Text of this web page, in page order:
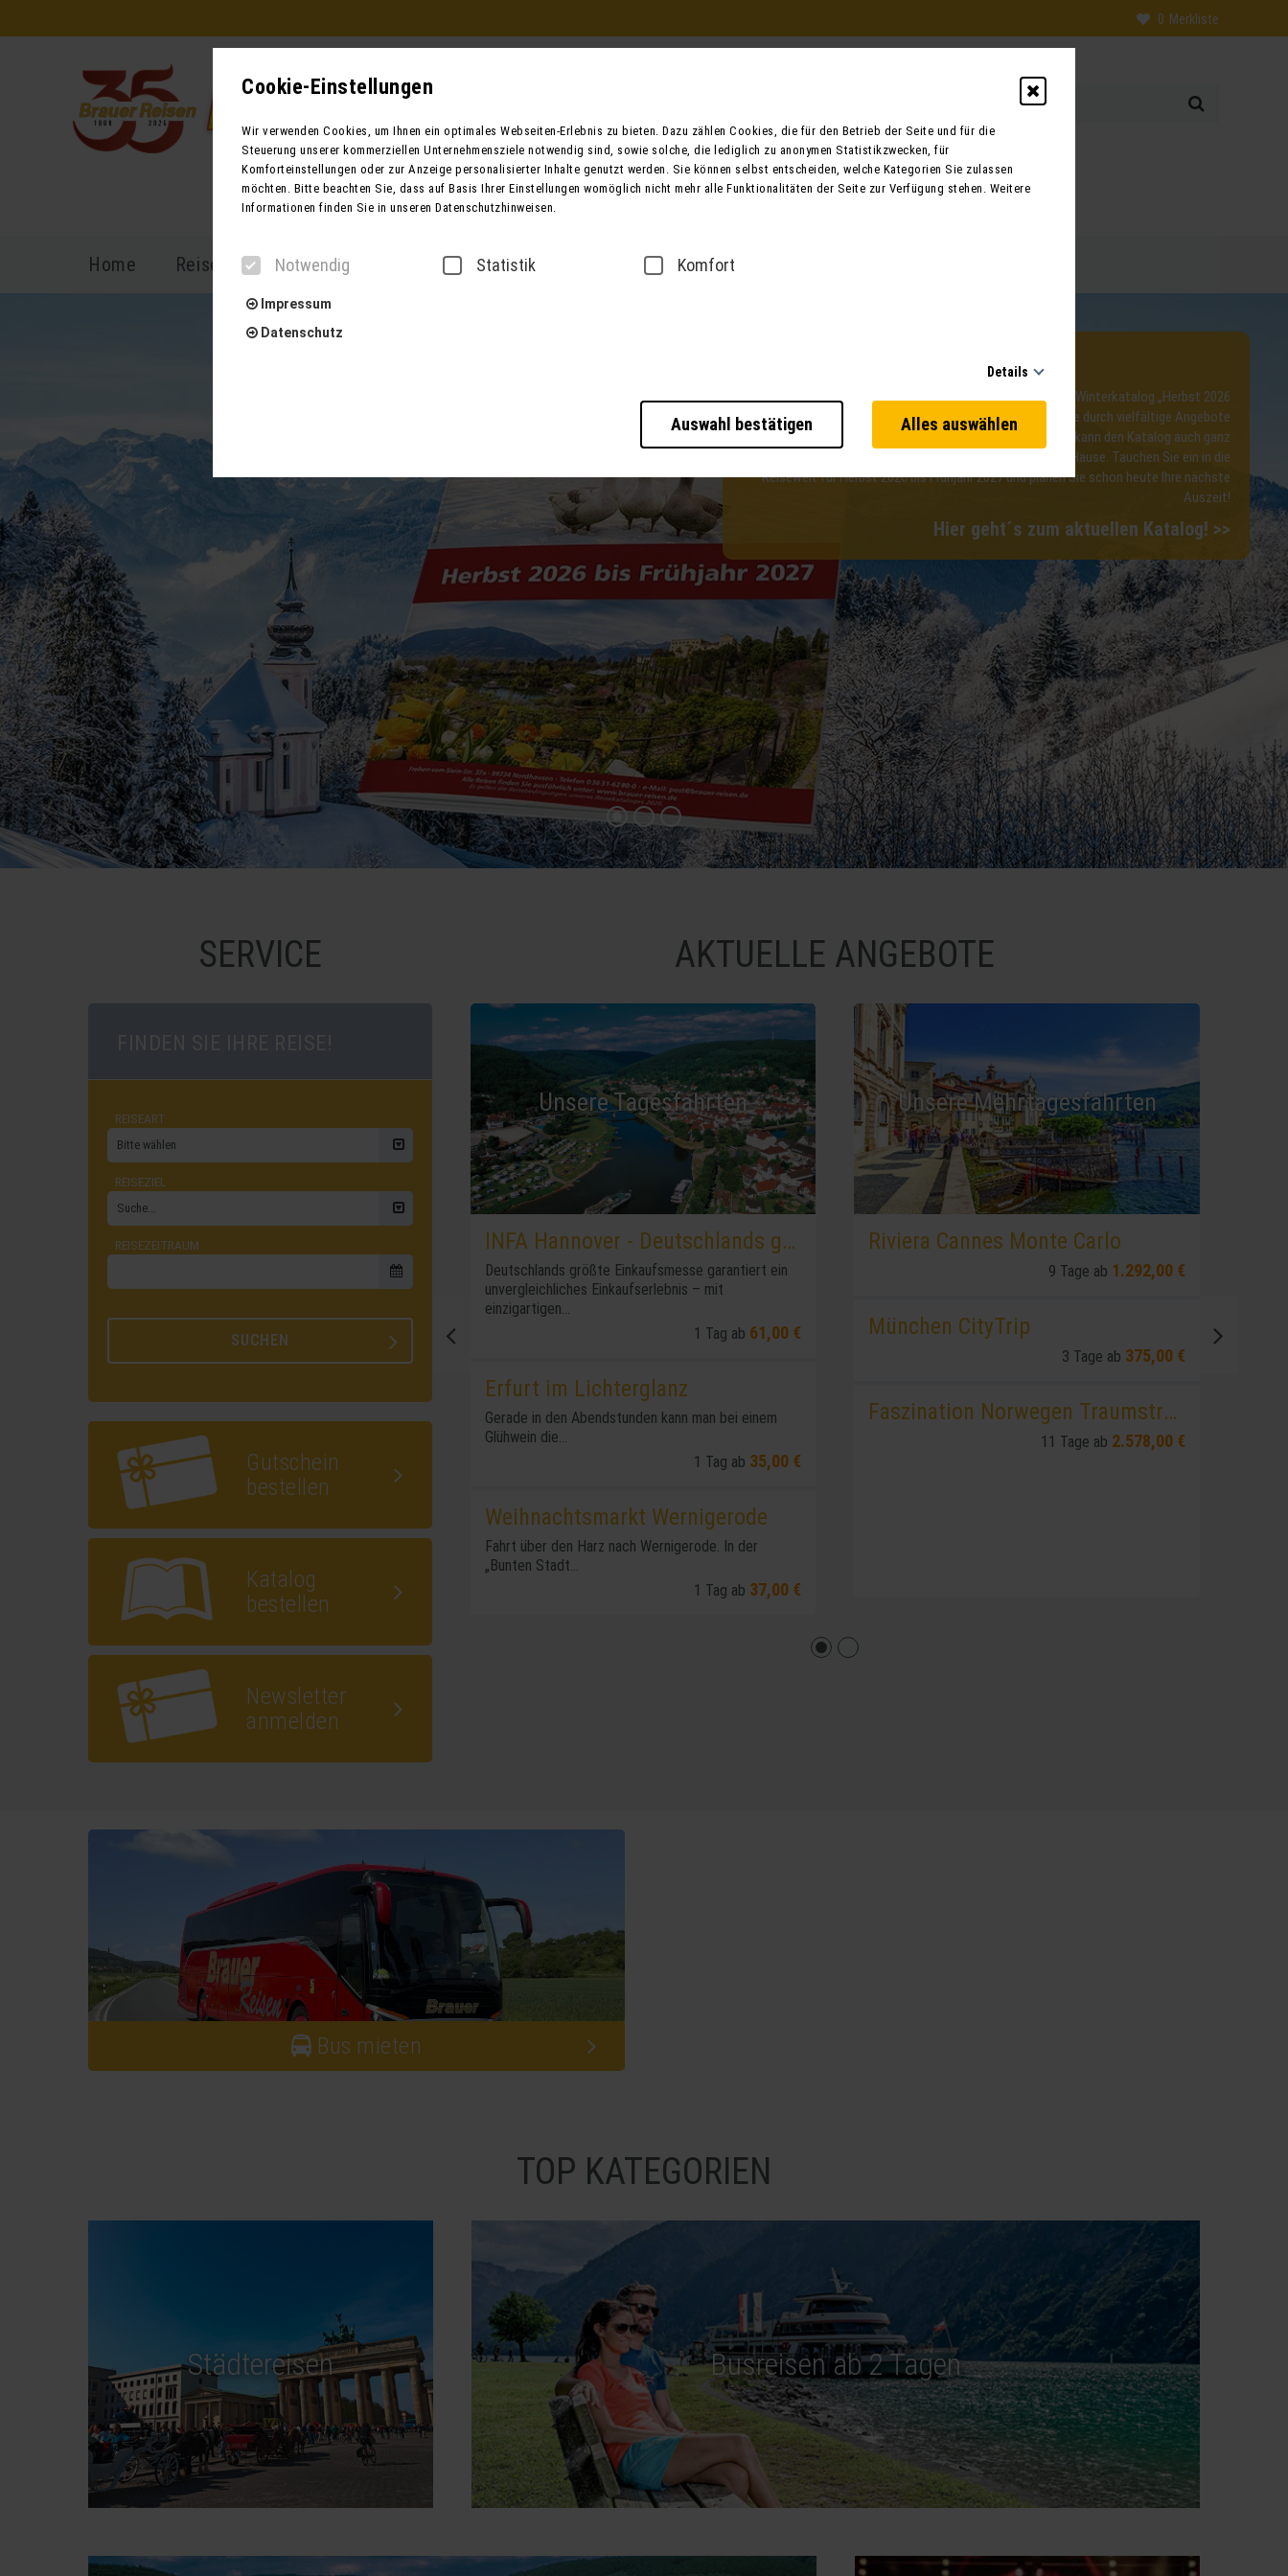
0 Merkliste
oder telefonisch unter:
0049 (0) 3631 6280 0
Home Reiseprogramm Reisekalender Bus mieten Taxi / Zustiege
Winterkatalog 2026/2027
Entdecken Sie ganz bequem online alle Reisen aus unserem Winterkatalog „Herbst 2026
bis Frühjahr 2027“, lassen Sie sich inspirieren und stöbern Sie durch vielfältige Angebote
für unvergessliche Reiseerlebnisse. Wer lieber blättert, kann den Katalog auch ganz
einfach bestellen – kostenfrei und direkt zu Ihnen nach Hause. Tauchen Sie ein in die
Reisewelt für Herbst 2026 bis Frühjahr 2027 und planen Sie schon heute Ihre nächste
Auszeit!
Hier geht´s zum aktuellen Katalog! >>
SERVICE
REISEART
Bitte wählen
REISEZIEL
Suche...
REISEZEITRAUM
Gutschein
bestellen
Katalog
bestellen
Newsletter
anmelden
AKTUELLE ANGEBOTE
Unsere Tagesfahrten
INFA Hannover - Deutschlands große Erlebnis-u. Einkaufsmesse
Deutschlands größte Einkaufsmesse garantiert ein
unvergleichliches Einkaufserlebnis – mit
einzigartigen...
1 Tag ab 61,00 €
Erfurt im Lichterglanz
Gerade in den Abendstunden kann man bei einem
Glühwein die...
1 Tag ab 35,00 €
Weihnachtsmarkt Wernigerode
Fahrt über den Harz nach Wernigerode. In der
„Bunten Stadt...
1 Tag ab 37,00 €
Unsere Mehrtagesfahrten
Riviera Cannes Monte Carlo
9 Tage ab 1.292,00 €
München CityTrip
3 Tage ab 375,00 €
Faszination Norwegen Traumstraßen
11 Tage ab 2.578,00 €
Bus mieten
TOP KATEGORIEN
Städtereisen Busreisen ab 2 Tagen
Cookie-Einstellungen
Wir verwenden Cookies, um Ihnen ein optimales Webseiten-Erlebnis zu bieten. Dazu zählen Cookies, die für den Betrieb der Seite und für die
Steuerung unserer kommerziellen Unternehmensziele notwendig sind, sowie solche, die lediglich zu anonymen Statistikzwecken, für
Komforteinstellungen oder zur Anzeige personalisierter Inhalte genutzt werden. Sie können selbst entscheiden, welche Kategorien Sie zulassen
möchten. Bitte beachten Sie, dass auf Basis Ihrer Einstellungen womöglich nicht mehr alle Funktionalitäten der Seite zur Verfügung stehen. Weitere
Informationen finden Sie in unseren Datenschutzhinweisen.
Notwendig Statistik Komfort
Impressum
Datenschutz
Details
Diese Cookies sind für den Betrieb der Seite unbedingt notwendig und ermöglichen beispielsweise sicherheitsrelevante Funktionalitäten. Außerdem
können wir mit dieser Art von Cookies ebenfalls erkennen, ob Sie in Ihrem Profil eingeloggt bleiben möchten, um Ihnen unsere Dienste bei einem
Um unser Angebot und unsere Webseite weiter zu verbessern, erfassen wir anonymisierte Daten für Statistiken und Analysen. Mithilfe dieser Cookies
können wir beispielsweise die Besucherzahlen und den Effekt bestimmter Seiten unseres Web-Auftritts ermitteln und unsere Inhalte optimieren. Wir
nutzen hierfür Dienste von Google. Durch diese Dienste kann es zu einer Drittlands Übermittlung, der auf unsere Website erfassten Daten, kommen.
Weitere Hinweise zu der Verarbeitung Ihrer Daten finden Sie in unserenDatenschutzhinweisen .
Komfort
Wir nutzen diese Cookies, um Ihnen die Bedienung der Seite zu erleichtern.
Auswahl bestätigen Alles auswählen